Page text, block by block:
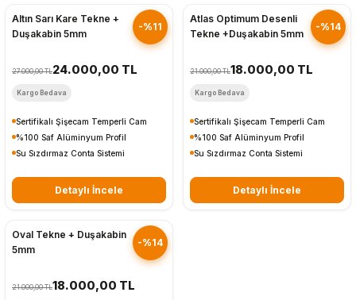
-%11
Altın Sarı Kare Tekne +
Duşakabin 5mm
27.000,00 TL24.000,00 TL
Kargo Bedava
Sertifikalı Şişecam Temperli Cam
%100 Saf Alüminyum Profil
Su Sızdırmaz Conta Sistemi
Detaylı İncele
-%14
Atlas Optimum Desenli
Tekne +Duşakabin 5mm
21.000,00 TL18.000,00 TL
Kargo Bedava
Sertifikalı Şişecam Temperli Cam
%100 Saf Alüminyum Profil
Su Sızdırmaz Conta Sistemi
Detaylı İncele
-%14
Oval Tekne + Duşakabin
5mm
21.000,00 TL18.000,00 TL